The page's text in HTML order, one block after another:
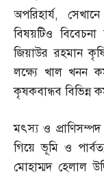
অপরিহার্য,
বিষয়টিও
জিয়াউর রহমান
লক্ষ্যে খাল খনন
কৃষকবান্ধব বিভিন্ন
মৎস্য ও
গিয়ে ভূমি ও পার্বত্য
মোহাম্মদ হেলাল